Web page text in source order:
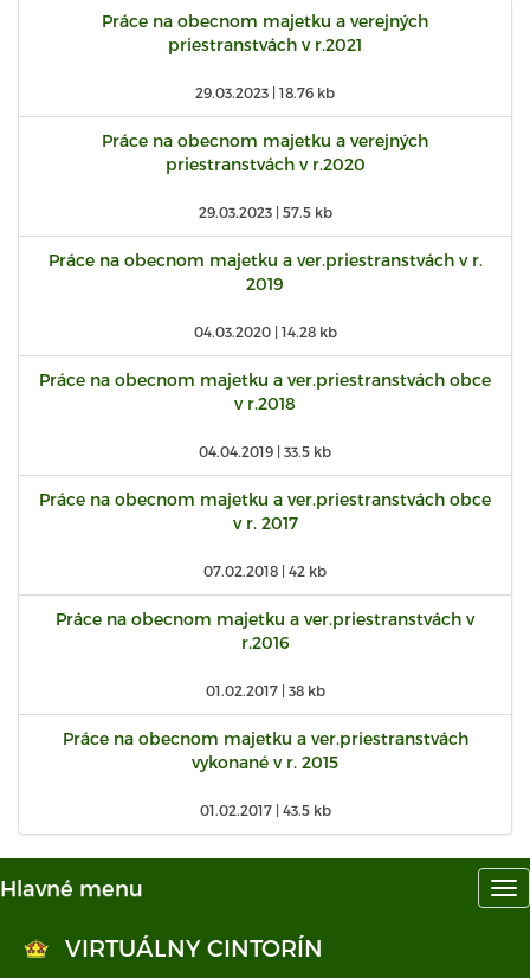
Práce na obecnom majetku a verejných
priestranstvách v r.2021
29.03.2023 | 18.76 kb
Práce na obecnom majetku a verejných
priestranstvách v r.2020
29.03.2023 | 57.5 kb
Práce na obecnom majetku a ver.priestranstvách v r.
2019
04.03.2020 | 14.28 kb
Práce na obecnom majetku a ver.priestranstvách obce
v r.2018
04.04.2019 | 33.5 kb
Práce na obecnom majetku a ver.priestranstvách obce
v r. 2017
07.02.2018 | 42 kb
Práce na obecnom majetku a ver.priestranstvách v
r.2016
01.02.2017 | 38 kb
Práce na obecnom majetku a ver.priestranstvách
vykonané v r. 2015
01.02.2017 | 43.5 kb
Hlavné menu
VIRTUÁLNY CINTORÍN